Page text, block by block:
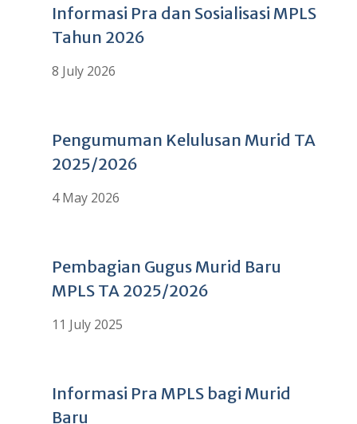
Informasi Pra dan Sosialisasi MPLS
Tahun 2026
8 July 2026
Pengumuman Kelulusan Murid TA
2025/2026
4 May 2026
Pembagian Gugus Murid Baru
MPLS TA 2025/2026
11 July 2025
Informasi Pra MPLS bagi Murid
Baru